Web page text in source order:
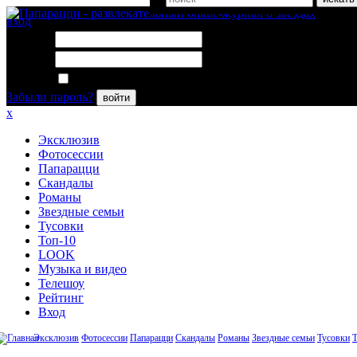
вход
Забыли пароль?
войти
x
Эксклюзив
Фотосессии
Папарацци
Скандалы
Романы
Звездные семьи
Тусовки
Топ-10
LOOK
Музыка и видео
Телешоу
Рейтинг
Вход
Эксклюзив Фотосессии Папарацци Скандалы Романы Звездные семьи Тусовки